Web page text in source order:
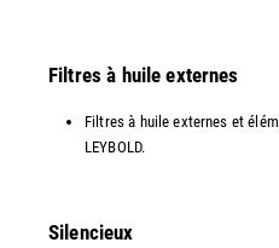
Filtres à huile externes
Filtres à huile externes et
LEYBOLD.
Silencieux